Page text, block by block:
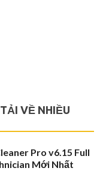
VỀ NHIỀU
Pro v6.15 Full
Mới Nhất